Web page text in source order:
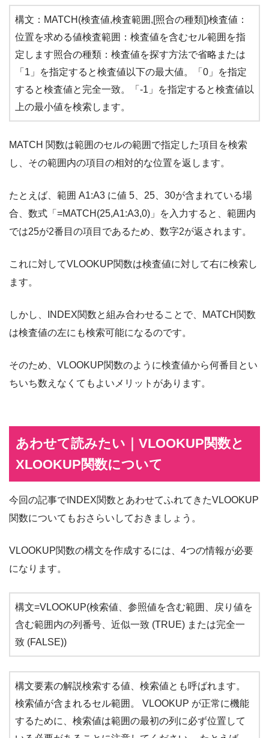
構文：MATCH(検査値,検査範囲,[照合の種類])検査値：
位置を求める値検査範囲：検査値を含むセル範囲を指
定します照合の種類：検査値を探す方法で省略または
「1」を指定すると検査値以下の最大値。「0」を指定
すると検査値と完全一致。「-1」を指定すると検査値以
上の最小値を検索します。
MATCH 関数は範囲のセルの範囲で指定した項目を検索
し、その範囲内の項目の相対的な位置を返します。
たとえば、範囲 A1:A3 に値 5、25、30が含まれている場
合、数式「=MATCH(25,A1:A3,0)」を入力すると、範囲内
では25が2番目の項目であるため、数字2が返されます。
これに対してVLOOKUP関数は検査値に対して右に検索し
ます。
しかし、INDEX関数と組み合わせることで、MATCH関数
は検査値の左にも検索可能になるのです。
そのため、VLOOKUP関数のように検査値から何番目とい
ちいち数えなくてもよいメリットがあります。
あわせて読みたい｜VLOOKUP関数と
XLOOKUP関数について
今回の記事でINDEX関数とあわせてふれてきたVLOOKUP
関数についてもおさらいしておきましょう。
VLOOKUP関数の構文を作成するには、4つの情報が必要
になります。
構文=VLOOKUP(検索値、参照値を含む範囲、戻り値を
含む範囲内の列番号、近似一致 (TRUE) または完全一
致 (FALSE))
構文要素の解説検索する値、検索値とも呼ばれます。
検索値が含まれるセル範囲。 VLOOKUP が正常に機能
するために、検索値は範囲の最初の列に必ず位置して